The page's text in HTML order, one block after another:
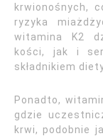
krwionośnych,
ryzyka
witamina K2
kości, jak i
składnikiem
Ponadto,
gdzie
krwi, podobnie